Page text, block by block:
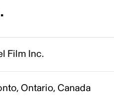
Film Inc.
Ontario, Canada